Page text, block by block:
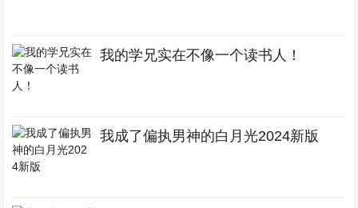
我的学兄实在不像一个读书人！
我成了偏执男神的白月光2024新版